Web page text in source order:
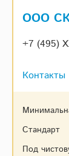
ООО
+7 (495)
Контакты
Стандарт
Под